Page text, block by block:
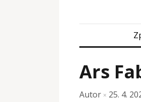
Ars
Autor × 25. 4.